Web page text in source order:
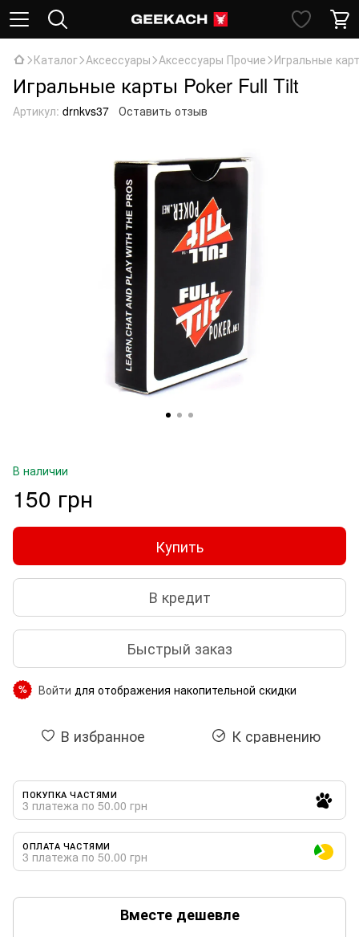
Каталог Аксессуары Аксессуары Прочие Игральные
Игральные карты Poker Full Tilt
Артикул: drnkvs37 Оставить отзыв
В наличии
150 грн
Купить
В кредит
Быстрый заказ
% Войти для отображения накопительной скидки
В избранное К сравнению
ПОКУПКА ЧАСТЯМИ
3 платежа по 50.00 грн
ОПЛАТА ЧАСТЯМИ
3 платежа по 50.00 грн
Вместе дешевле